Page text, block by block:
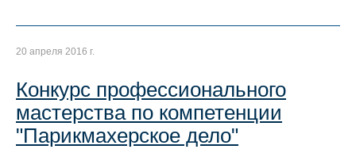
20 апреля 2016 г.
Конкурс профессионального
мастерства по компетенции
"Парикмахерское дело"